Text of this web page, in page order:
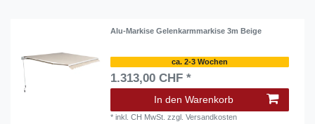
Alu-Markise Gelenkarmmarkise 3m Beige
ca. 2-3 Wochen
1.313,00 CHF *
In den Warenkorb
*inkl. CH MwSt. zzgl.Versandkosten